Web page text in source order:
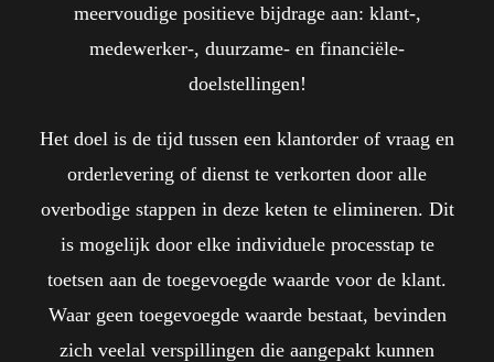
meervoudige positieve bijdrage aan: klant-,
medewerker-, duurzame- en financiële-
doelstellingen!
Het doel is de tijd tussen een klantorder of vraag en
orderlevering of dienst te verkorten door alle
overbodige stappen in deze keten te elimineren. Dit
is mogelijk door elke individuele processtap te
toetsen aan de toegevoegde waarde voor de klant.
Waar geen toegevoegde waarde bestaat, bevinden
zich veelal verspillingen die aangepakt kunnen